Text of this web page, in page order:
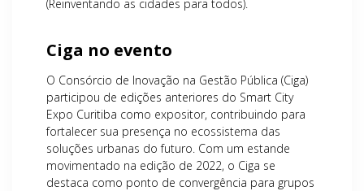
(Reinventando as cidades para todos).
Ciga no evento
O Consórcio de Inovação na Gestão Pública (Ciga)
participou de edições anteriores do Smart City
Expo Curitiba como expositor, contribuindo para
fortalecer sua presença no ecossistema das
soluções urbanas do futuro. Com um estande
movimentado na edição de 2022, o Ciga se
destaca como ponto de convergência para grupos